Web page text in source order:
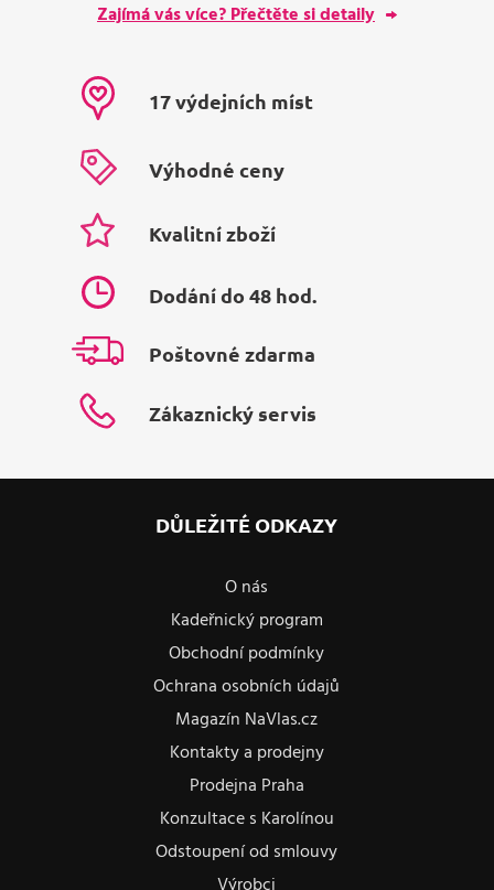
Zajímá vás více? Přečtěte si detaily
17 výdejních míst
Výhodné ceny
Kvalitní zboží
Dodání do 48 hod.
Poštovné zdarma
Zákaznický servis
DŮLEŽITÉ ODKAZY
O nás
Kadeřnický program
Obchodní podmínky
Ochrana osobních údajů
Magazín NaVlas.cz
Kontakty a prodejny
Prodejna Praha
Konzultace s Karolínou
Odstoupení od smlouvy